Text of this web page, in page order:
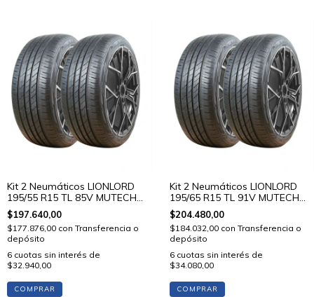
Kit 2 Neumáticos LIONLORD
195/55 R15 TL 85V MUTECH
H02
$197.640,00
$177.876,00 con Transferencia o
depósito
6 cuotas sin interés de
$32.940,00
COMPRAR
Kit 2 Neumáticos LIONLORD
195/65 R15 TL 91V MUTECH
H02
$204.480,00
$184.032,00 con Transferencia o
depósito
6 cuotas sin interés de
$34.080,00
COMPRAR